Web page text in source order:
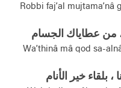
Robbi faj’al
، من عطاياك الجسام
Wa’thinâ mâ qod sa-
بلقاء خير الأنام